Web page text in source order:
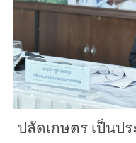
ปลัดเกษตร เป็นป